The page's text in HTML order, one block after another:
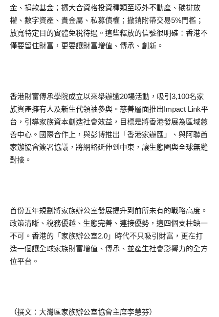
金、捐款基金；擴大合資格投資種類至境外不動產、碳排放
權、數字資產、貴金屬、私募債權；撤銷附帶交易5%門檻；
放寬特定目的實體免稅待遇。這些釋放的信號很明確：香港不
僅要留住財富，更要讓財富增值、傳承、創新。
香港財富傳承學院成立以來舉辦逾20場活動，吸引3,100名家
族資產擁有人及新生代領袖參與。慈善層面推出Impact Link平
台，引導家族資本創造社會效益，目標是將香港發展為區域慈
善中心。國際合作上，與彭博推出「香港家辦匯」、與阿聯酋
家辦協會簽署協議，將網絡延伸到中東，讓生態圈與全球無縫
對接。
首份五年規劃將家族辦公室發展提升到前所未有的戰略高度。
政策清晰、稅務優越、生態完善、連接優勢，這四個支柱缺一
不可。香港的「家族辦公室2.0」時代不只吸引財富，更在打
造一個讓全球家族財富增值、傳承、並產生社會影響力的全方
位平台。
（撰文：大灣區家族辦公室協會主席李慧芬）